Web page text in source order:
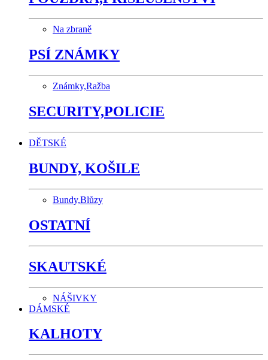
Na zbraně
PSÍ ZNÁMKY
Známky,Ražba
SECURITY,POLICIE
DĚTSKÉ
BUNDY, KOŠILE
Bundy,Blůzy
OSTATNÍ
SKAUTSKÉ
NÁŠIVKY
DÁMSKÉ
KALHOTY